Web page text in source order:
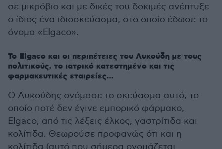
σε μικρόβιο και με δικές του δοκιμές ανέπτυξε
ο ίδιος ένα ιδιοσκεύασμα, στο οποίο έδωσε το
όνομα «Elgaco».
Το Elgaco και οι περιπέτειες του Λυκούδη με τους
πολιτικούς, το ιατρικό κατεστημένο και τις
φαρμακευτικές εταιρείες…
Ο Λυκούδης ονόμασε το σκεύασμα αυτό, το
οποίο ποτέ δεν έγινε εμπορικό φάρμακο,
Elgaco, από τις λέξεις έλκος, γαστρίτιδα και
κολίτιδα. Θεωρούσε προφανώς ότι και η